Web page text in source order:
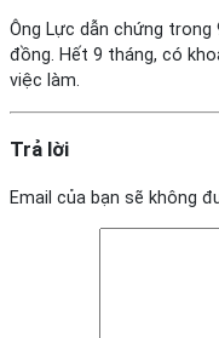
Ông Lực dẫn chứng
đồng. Hết 9 tháng, có
việc làm.
Trả lời
Email của bạn sẽ không